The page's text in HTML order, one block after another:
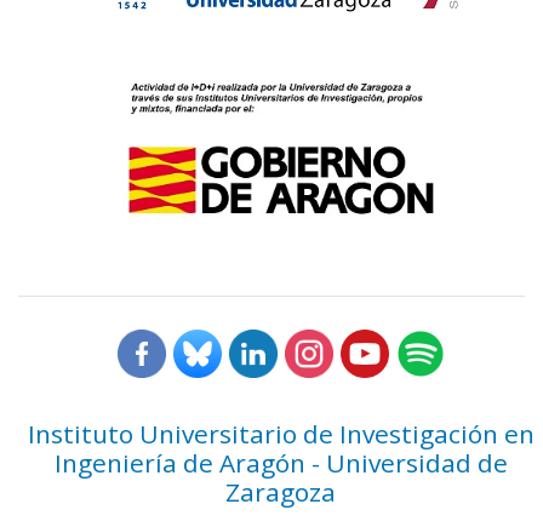
Instituto Universitario de Investigación en
Ingeniería de Aragón - Universidad de
Zaragoza